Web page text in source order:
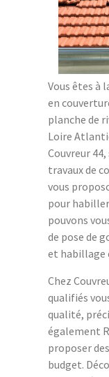
Vous êtes à
en
planche de
Loire
Couvreur
travaux de
vous
pour
pouvons
de pose de
et habillage
Chez
qualifiés
qualité,
également
proposer
budget.